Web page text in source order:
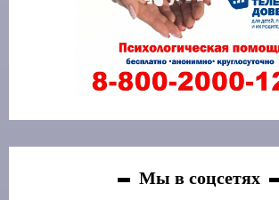
Мы в соцсетях